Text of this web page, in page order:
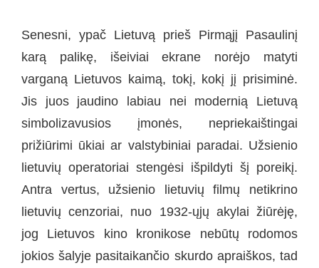
Senesni, ypač Lietuvą prieš Pirmąjį Pasaulinį
karą palikę, išeiviai ekrane norėjo matyti
varganą Lietuvos kaimą, tokį, kokį jį prisiminė.
Jis juos jaudino labiau nei modernią Lietuvą
simbolizavusios įmonės, nepriekaištingai
prižiūrimi ūkiai ar valstybiniai paradai. Užsienio
lietuvių operatoriai stengėsi išpildyti šį poreikį.
Antra vertus, užsienio lietuvių filmų netikrino
lietuvių cenzoriai, nuo 1932-ųjų akylai žiūrėję,
jog Lietuvos kino kronikose nebūtų rodomos
jokios šalyje pasitaikančio skurdo apraiškos, tad